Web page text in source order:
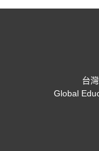
台
Global